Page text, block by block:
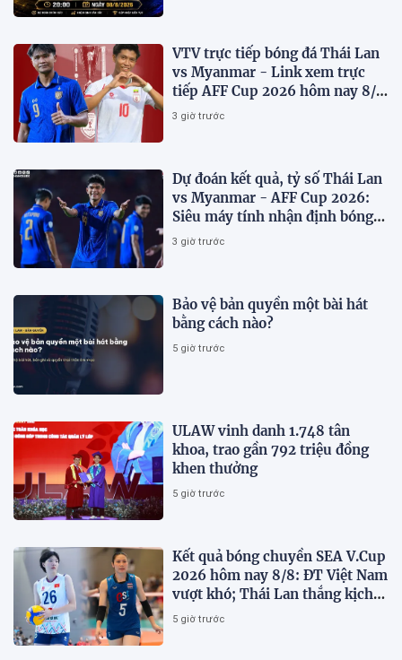
VTV trực tiếp bóng đá Thái Lan
vs Myanmar - Link xem trực
tiếp AFF Cup 2026 hôm nay 8/8
trên VTV6
3 giờ trước
Dự đoán kết quả, tỷ số Thái Lan
vs Myanmar - AFF Cup 2026:
Siêu máy tính nhận định bóng
đá hôm nay 8/8
3 giờ trước
Bảo vệ bản quyền một bài hát
bằng cách nào?
5 giờ trước
ULAW vinh danh 1.748 tân
khoa, trao gần 792 triệu đồng
khen thưởng
5 giờ trước
Kết quả bóng chuyền SEA V.Cup
2026 hôm nay 8/8: ĐT Việt Nam
vượt khó; Thái Lan thắng kịch
tính
5 giờ trước